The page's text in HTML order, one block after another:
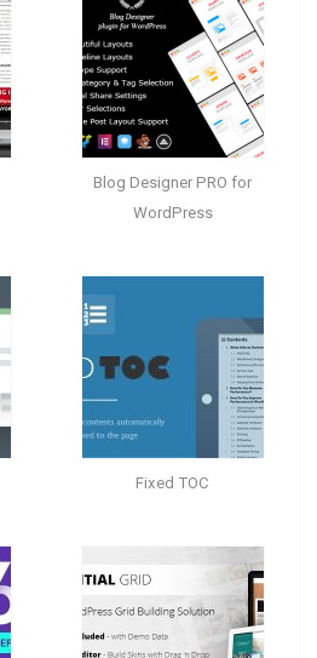
Blog Designer PRO for
WordPress
Fixed TOC